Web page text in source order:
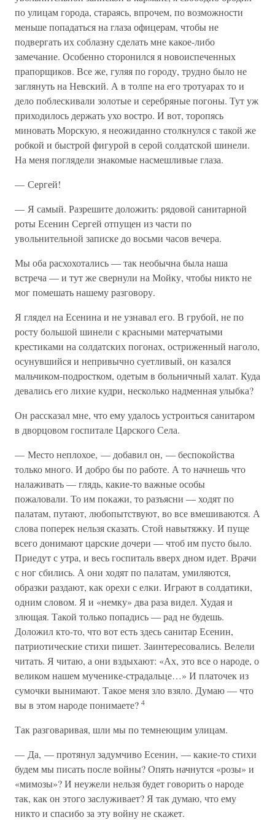
по улицам города, стараясь, впрочем, по возможности
меньше попадаться на глаза офицерам, чтобы не
подвергать их соблазну сделать мне какое-либо
замечание. Особенно сторонился я новоиспеченных
прапорщиков. Все же, гуляя по городу, трудно было не
заглянуть на Невский. А в толпе на его тротуарах то и
дело поблескивали золотые и серебряные погоны. Тут уж
приходилось держать ухо востро. И вот, торопясь
миновать Морскую, я неожиданно столкнулся с такой же
робкой и быстрой фигурой в серой солдатской шинели.
На меня поглядели знакомые насмешливые глаза.
— Сергей!
— Я самый. Разрешите доложить: рядовой санитарной
роты Есенин Сергей отпущен из части по
увольнительной записке до восьми часов вечера.
Мы оба расхохотались — так необычна была наша
встреча — и тут же свернули на Мойку, чтобы никто не
мог помешать нашему разговору.
Я глядел на Есенина и не узнавал его. В грубой, не по
росту большой шинели с красными матерчатыми
крестиками на солдатских погонах, остриженный наголо,
осунувшийся и непривычно суетливый, он казался
мальчиком-подростком, одетым в больничный халат. Куда
девались его лихие кудри, несколько надменная улыбка?
Он рассказал мне, что ему удалось устроиться санитаром
в дворцовом госпитале Царского Села.
— Место неплохое, — добавил он, — беспокойства
только много. И добро бы по работе. А то начнешь что
налаживать — глядь, какие-то важные особы
пожаловали. То им покажи, то разъясни — ходят по
палатам, путают, любопытствуют, во все вмешиваются. А
слова поперек нельзя сказать. Стой навытяжку. И пуще
всего донимают царские дочери — чтоб им пусто было.
Приедут с утра, и весь госпиталь вверх дном идет. Врачи
с ног сбились. А они ходят по палатам, умиляются,
образки раздают, как орехи с елки. Играют в солдатики,
одним словом. Я и «немку» два раза видел. Худая и
злющая. Такой только попадись — рад не будешь.
Доложил кто-то, что вот есть здесь санитар Есенин,
патриотические стихи пишет. Заинтересовались. Велели
читать. Я читаю, а они вздыхают: «Ах, это все о народе, о
великом нашем мученике-страдальце…» И платочек из
сумочки вынимают. Такое меня зло взяло. Думаю — что
вы в этом народе понимаете? 4
Так разговаривая, шли мы по темнеющим улицам.
— Да, — протянул задумчиво Есенин, — какие-то стихи
будем мы писать после войны? Опять начнутся «розы» и
«мимозы»? И неужели нельзя будет говорить о народе
так, как он этого заслуживает? Я так думаю, что ему
никто и спасибо за эту войну не скажет.